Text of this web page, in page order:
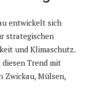
entwickelt sich
strategischen
und Klimaschutz.
Trend mit
Zwickau, Mülsen,